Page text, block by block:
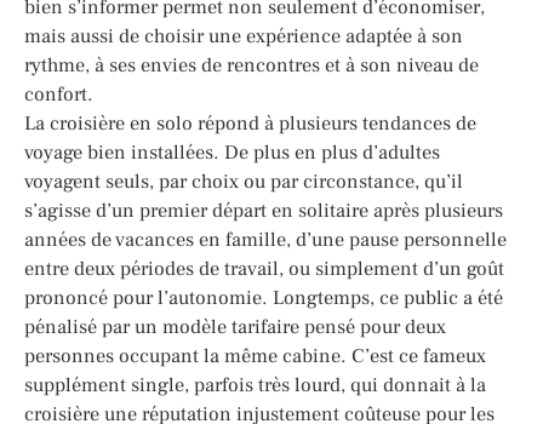
bien s’informer permet non seulement d’économiser,
mais aussi de choisir une expérience adaptée à son
rythme, à ses envies de rencontres et à son niveau de
confort.
La croisière en solo répond à plusieurs tendances de
voyage bien installées. De plus en plus d’adultes
voyagent seuls, par choix ou par circonstance, qu’il
s’agisse d’un premier départ en solitaire après plusieurs
années de vacances en famille, d’une pause personnelle
entre deux périodes de travail, ou simplement d’un goût
prononcé pour l’autonomie. Longtemps, ce public a été
pénalisé par un modèle tarifaire pensé pour deux
personnes occupant la même cabine. C’est ce fameux
supplément single, parfois très lourd, qui donnait à la
croisière une réputation injustement coûteuse pour les